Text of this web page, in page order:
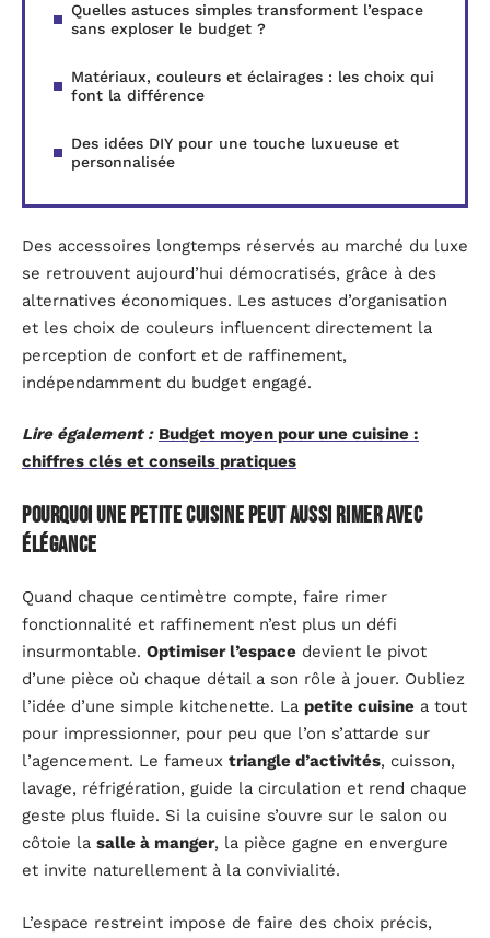
Quelles astuces simples transforment l’espace
sans exploser le budget ?
Matériaux, couleurs et éclairages : les choix qui
font la différence
Des idées DIY pour une touche luxueuse et
personnalisée
Des accessoires longtemps réservés au marché du luxe
se retrouvent aujourd’hui démocratisés, grâce à des
alternatives économiques. Les astuces d’organisation
et les choix de couleurs influencent directement la
perception de confort et de raffinement,
indépendamment du budget engagé.
Lire également : Budget moyen pour une cuisine :
chiffres clés et conseils pratiques
Pourquoi une petite cuisine peut aussi rimer avec
élégance
Quand chaque centimètre compte, faire rimer
fonctionnalité et raffinement n’est plus un défi
insurmontable. Optimiser l’espace devient le pivot
d’une pièce où chaque détail a son rôle à jouer. Oubliez
l’idée d’une simple kitchenette. La petite cuisine a tout
pour impressionner, pour peu que l’on s’attarde sur
l’agencement. Le fameux triangle d’activités, cuisson,
lavage, réfrigération, guide la circulation et rend chaque
geste plus fluide. Si la cuisine s’ouvre sur le salon ou
côtoie la salle à manger, la pièce gagne en envergure
et invite naturellement à la convivialité.
L’espace restreint impose de faire des choix précis,